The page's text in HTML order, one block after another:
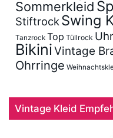
Sommerkleid
Stiftrock Swing
Tanzrock Top Tüllrock
BikiniVintage
Ohrringe
Vintage Kleid